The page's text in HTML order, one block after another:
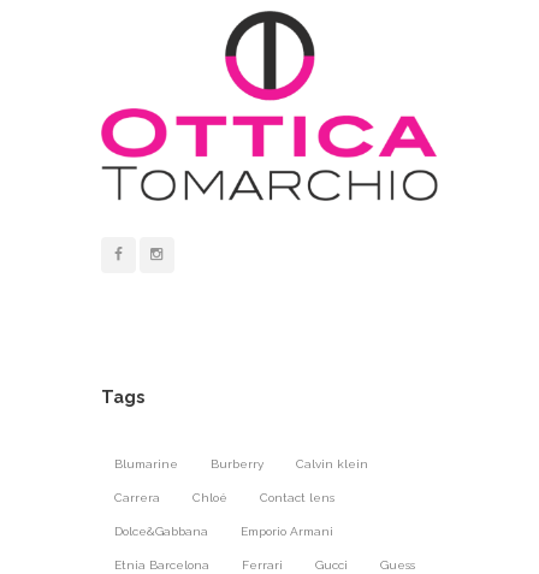
Tags
Blumarine Burberry Calvin klein
Carrera Chloé Contact lens
Dolce&Gabbana Emporio Armani
Etnia Barcelona Ferrari Gucci Guess